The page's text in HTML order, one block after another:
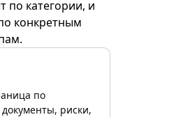
по категории, и
конкретным
по
риски,